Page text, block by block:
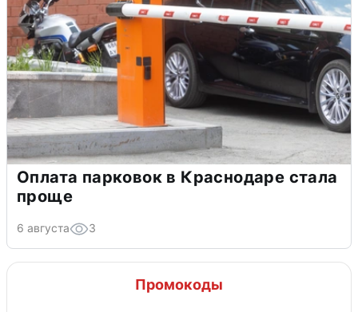
Оплата парковок в Краснодаре стала
проще
6 августа 3
Промокоды